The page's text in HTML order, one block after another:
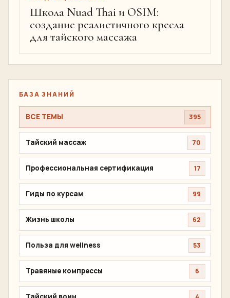
Школа Nuad Thai и OSIM:
создание реалистичного кресла
для тайского массажа
БАЗА ЗНАНИЙ
ВСЕ ТЕМЫ 395
Тайский массаж 70
Профессиональная сертификация 17
Гиды по курсам 99
Жизнь школы 62
Польза для wellness 53
Травяные компрессы 6